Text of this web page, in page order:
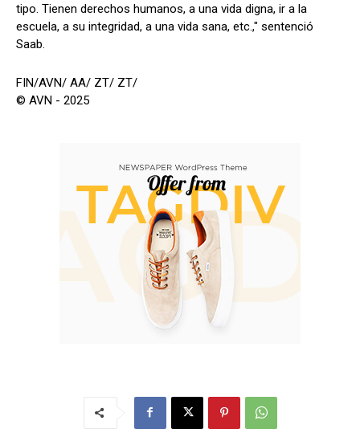
tipo. Tienen derechos humanos, a una vida digna, ir a la
escuela, a su integridad, a una vida sana, etc.," sentenció
Saab.
FIN/AVN/ AA/ ZT/ ZT/
© AVN - 2025